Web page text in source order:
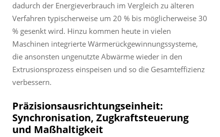
dadurch der Energieverbrauch im Vergleich zu älteren
Verfahren typischerweise um 20 % bis möglicherweise 30
% gesenkt wird. Hinzu kommen heute in vielen
Maschinen integrierte Wärmerückgewinnungssysteme,
die ansonsten ungenutzte Abwärme wieder in den
Extrusionsprozess einspeisen und so die Gesamteffizienz
verbessern.
Präzisionsausrichtungseinheit:
Synchronisation, Zugkraftsteuerung
und Maßhaltigkeit